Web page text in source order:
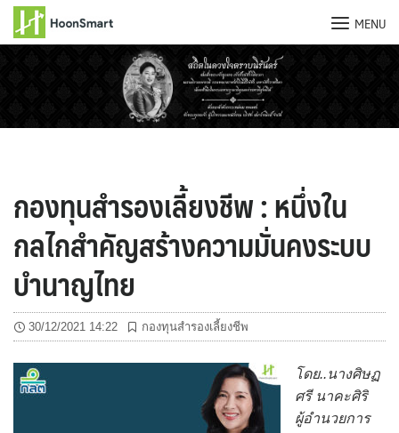
MENU
กองทุนสำรองเลี้ยงชีพ : หนึ่งใน
กลไกสำคัญสร้างความมั่นคงระบบ
บำนาญไทย
30/12/2021 14:22 กองทุนสำรองเลี้ยงชีพ
โดย..นางศิษฏ
ศรี นาคะศิริ
ผู้อำนวยการ